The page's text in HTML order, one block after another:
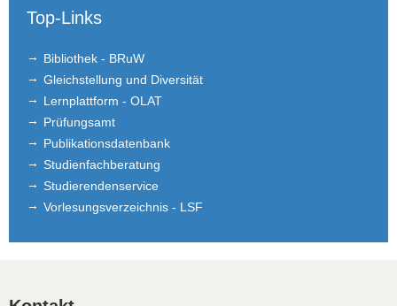
Top-Links
Bibliothek - BRuW
Gleichstellung und Diversität
Lernplattform - OLAT
Prüfungsamt
Publikationsdatenbank
Studienfachberatung
Studierendenservice
Vorlesungsverzeichnis - LSF